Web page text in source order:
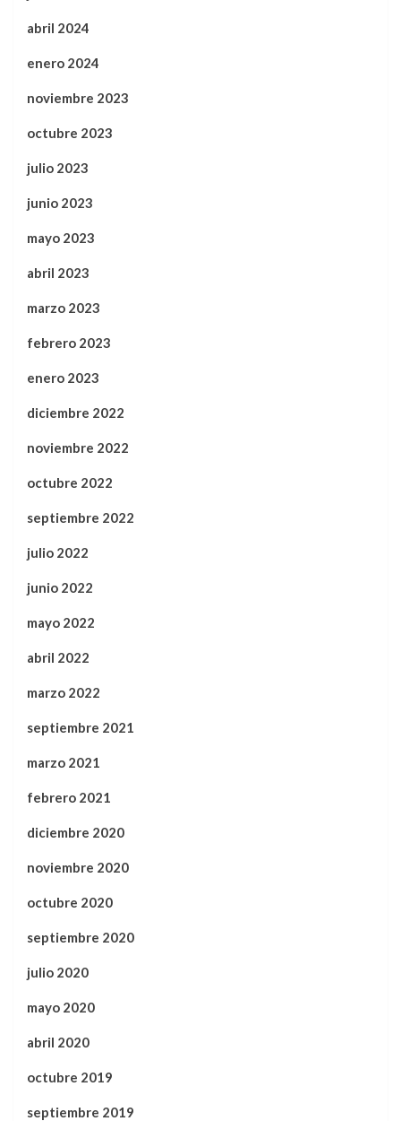
abril 2024
enero 2024
noviembre 2023
octubre 2023
julio 2023
junio 2023
mayo 2023
abril 2023
marzo 2023
febrero 2023
enero 2023
diciembre 2022
noviembre 2022
octubre 2022
septiembre 2022
julio 2022
junio 2022
mayo 2022
abril 2022
marzo 2022
septiembre 2021
marzo 2021
febrero 2021
diciembre 2020
noviembre 2020
octubre 2020
septiembre 2020
julio 2020
mayo 2020
abril 2020
octubre 2019
septiembre 2019